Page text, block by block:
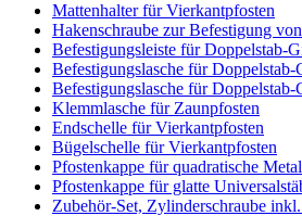
Mattenhalter für Vierkantpfosten
Hakenschraube zur Befestigung
Befestigungsleiste für Doppelstab-
Befestigungslasche für Doppelstab-
Befestigungslasche für Doppelstab-
Klemmlasche für Zaunpfosten
Endschelle für Vierkantpfosten
Bügelschelle für Vierkantpfosten
Pfostenkappe für quadratische
Pfostenkappe für glatte
Zubehör-Set, Zylinderschraube